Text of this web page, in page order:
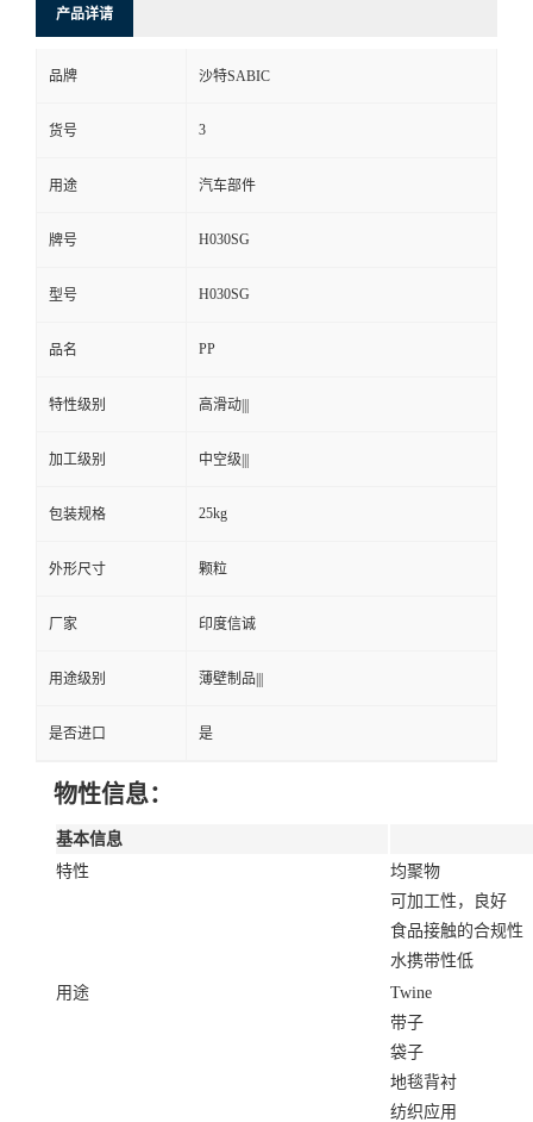
产品详请
品牌 沙特SABIC
货号 3
用途 汽车部件
牌号 H030SG
型号 H030SG
品名 PP
特性级别 高滑动|||
加工级别 中空级|||
包装规格 25kg
外形尺寸 颗粒
厂家 印度信诚
用途级别 薄壁制品|||
是否进口 是
物性信息：
基本信息
特性
均聚物
可加工性，良好
食品接触的合规性
水携带性低
用途
Twine
带子
袋子
地毯背衬
纺织应用